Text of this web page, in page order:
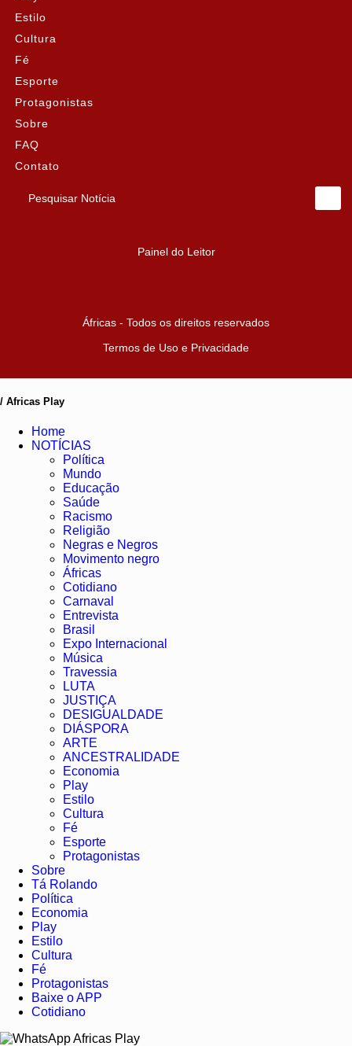
Estilo
Cultura
Fé
Esporte
Protagonistas
Sobre
FAQ
Contato
Pesquisar Notícia
Painel do Leitor
Áfricas - Todos os direitos reservados
Termos de Uso e Privacidade
/ Africas Play
Home
NOTÍCIAS
Política
Mundo
Educação
Saúde
Racismo
Religião
Negras e Negros
Movimento negro
Áfricas
Cotidiano
Carnaval
Entrevista
Brasil
Expo Internacional
Música
Travessia
LUTA
JUSTIÇA
DESIGUALDADE
DIÁSPORA
ARTE
ANCESTRALIDADE
Economia
Play
Estilo
Cultura
Fé
Esporte
Protagonistas
Sobre
Tá Rolando
Política
Economia
Play
Estilo
Cultura
Fé
Protagonistas
Baixe o APP
Cotidiano
Africas Play